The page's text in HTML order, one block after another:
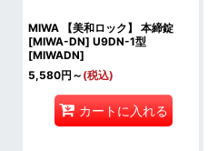
MIWA 【美和ロック】 本締錠
[MIWA-DN] U9DN-1型
[MIWADN]
5,580円 ～ (税込)
カートに入れる